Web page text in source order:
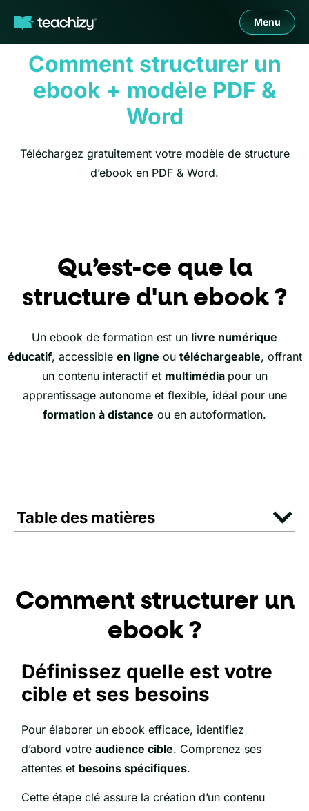
Menu
Comment structurer un
ebook + modèle PDF &
Word
Téléchargez gratuitement votre modèle de structure
d’ebook en PDF & Word.
Qu’est-ce que la
structure d'un ebook ?
Un ebook de formation est un livre numérique
éducatif, accessible en ligne ou téléchargeable, offrant
un contenu interactif et multimédia pour un
apprentissage autonome et flexible, idéal pour une
formation à distance ou en autoformation.
Table des matières
Comment structurer un
ebook ?
Définissez quelle est votre
cible et ses besoins
Pour élaborer un ebook efficace, identifiez
d’abord votreaudience cible. Comprenez ses
attentes et besoins spécifiques.
Cette étape clé assure la création d’un contenu